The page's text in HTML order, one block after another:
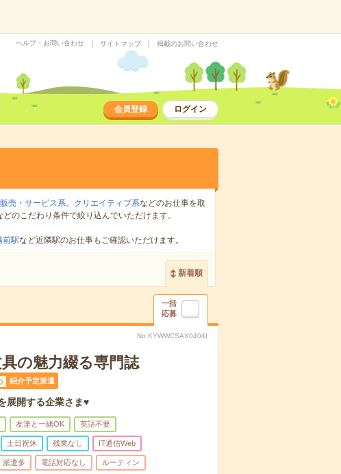
ヘルプ・お問い合わせ サイトマップ 掲載のお問い合わせ
会員登録 ログイン
売・サービス系、 クリエイティブ系などのお仕事を取
どのこだわり条件で絞り込んでいただけます。
前駅など近隣駅のお仕事もご確認いただけます。
新着順
一括
応募
No.KYWWCSAX0404I
の魅力綴る専門誌
紹介予定派遣
展開する企業さま♥
友達と一緒OK 英語不要
土日祝休 残業なし IT通信Web
派遣多 電話対応なし ルーティン